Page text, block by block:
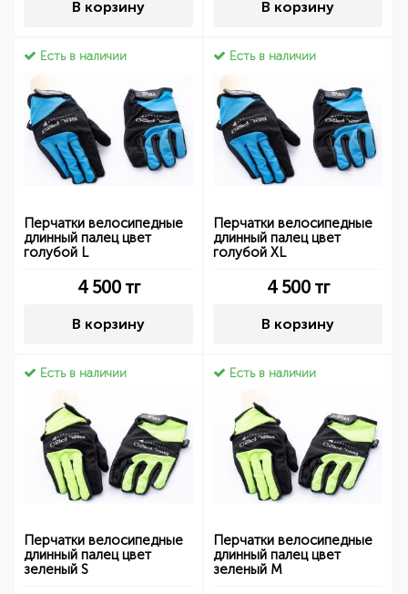
В корзину В корзину
Есть в наличии
Перчатки велосипедные
длинный палец цвет
голубой L
4 500тг
В корзину
Есть в наличии
Перчатки велосипедные
длинный палец цвет
голубой XL
4 500тг
В корзину
Есть в наличии
Перчатки велосипедные
длинный палец цвет
зеленый S
Есть в наличии
Перчатки велосипедные
длинный палец цвет
зеленый M